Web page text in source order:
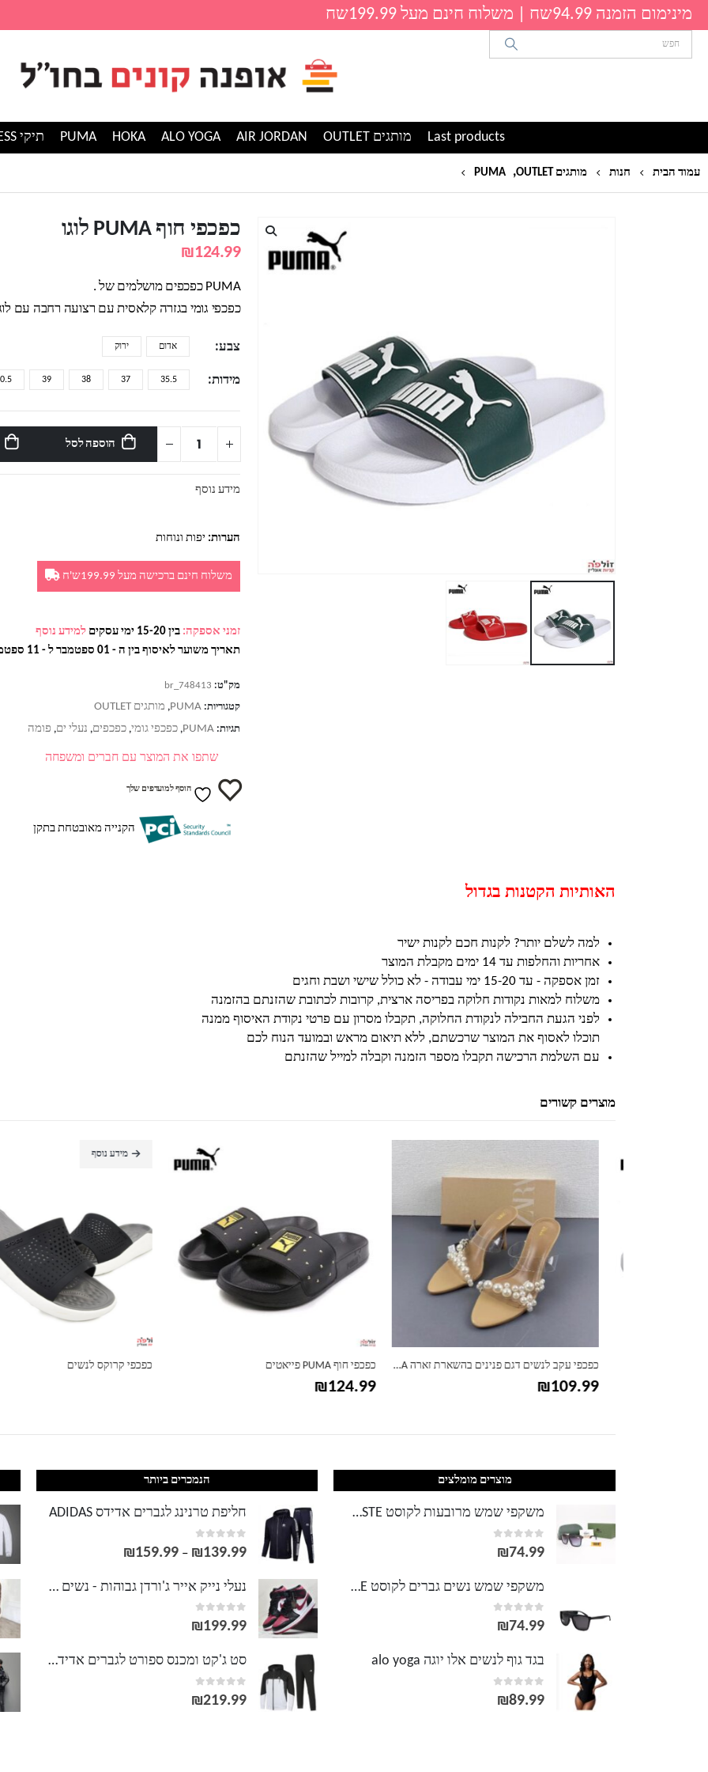
מינימום הזמנה 94.99שח | משלוח חינם מעל 199.99שח
Last products מותגים OUTLET AIR JORDAN
ALO YOGA
HOKA
PUMA תיקי GUESS
עמוד הבית חנות מותגים OUTLET ,
PUMA
כפכפי חוף PUMA לוגו
₪124.99
PUMA כפכפים מושלמים של .
כפכפי גומי בגזרה קלאסית עם רצועה רחבה עם
צבע אדום ירוק
מידות 35.5
37
38
39
הוספה לסל
מידע נוסף
הערות: יפות ונוחות
משלוח חינם ברכישה מעל 199.99ש'ח
זמני אספקה: בין 15-20 ימי עסקים
למידע נוסף
תאריך משוער לאיסוף בין ה - 01 ספטמבר ל - 11 ספטמבר
מק"ט: br_748413
קטגוריות: PUMA
, מותגים OUTLET
תגיות: PUMA
, כפכפי גומי, כפכפים, נעלי ים, פומה
שתפו את המוצר עם חברים ומשפחה
הוסף למועדפים שלך
הקנייה מאובטחת בתקן
האותיות הקטנות בגדול
למה לשלם יותר? לקנות חכם לקנות ישיר
אחריות והחלפות עד 14 ימים מקבלת המוצר
זמן אספקה - עד 15-20 ימי עבודה - לא כולל שישי ושבת וחגים
משלוח למאות נקודות חלוקה בפריסה ארצית, קרובות לכתובת שהזנתם בהזמנה
לפני הגעת החבילה לנקודת החלוקה, תקבלו מסרון עם פרטי נקודת האיסוף ממנה
תוכלו לאסוף את המוצר שרכשתם, ללא תיאום מראש ובמועד הנוח לכם
עם השלמת הרכישה תקבלו מספר הזמנה וקבלה למייל שהזנתם
מוצרים קשורים
כפכפי עקב לנשים דגם פנינים בהשארת זארה ZARA
₪109.99
למוצר זה יש מספר סוגים. ניתן לבחור את האפשרויות בעמוד המוצר
כפכפי חוף PUMA פייאטים
₪124.99
למוצר זה יש מספר סוגים. ניתן לבחור את האפשרויות בעמוד המוצר
כפכפי קרוקס לנשים
מידע נוסף
מוצרים מומלצים
משקפי שמש מרובעות לקוסט LACOSTE
0
out of 5
₪74.99
משקפי שמש נשים גברים לקוסט LACOSTE
0
out of 5
₪74.99
בגד גוף לנשים אלו יוגה alo yoga
0
out of 5
₪89.99
הנמכרים ביותר
חליפת טרנינג לגברים אדידס ADIDAS
0
out of 5
₪139.99
–
₪159.99
טווח
נעלי נייק אייר ג'ורדן גבוהות - נשים גברים NIKE AIR JORDAN
0
out of 5
₪199.99
סט ג'קט ומכנס ספורט לגברים אדידס ADIDAS
0
out of 5
₪219.99